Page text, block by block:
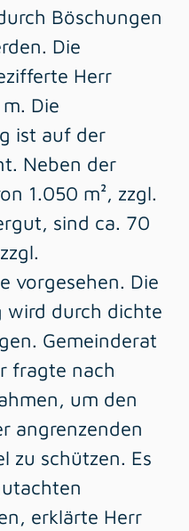
Böschungen
Die
Herr
Die
ist auf der
Neben der
1.050 m², zzgl.
sind ca. 70
vorgesehen. Die
wird durch dichte
Gemeinderat
fragte nach
um den
angrenzenden
zu schützen. Es
erklärte Herr